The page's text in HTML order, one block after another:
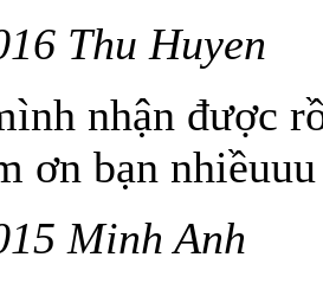
Thu Huyen
nhận được
ơn bạn nhiềuuu
Minh Anh